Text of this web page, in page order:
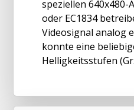
speziellen 640x480-
oder EC1834
Videosignal analog
konnte eine
Helligkeitsstufen